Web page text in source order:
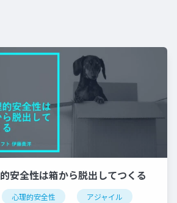
安全性は箱から脱出してつくる
心理的安全性 アジャイル